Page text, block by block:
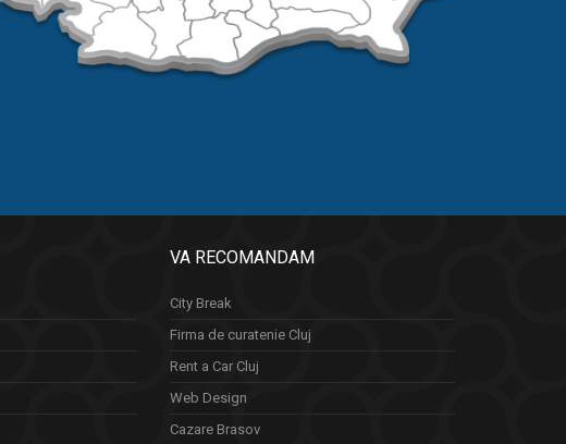
VA RECOMANDAM
City Break
Firma de curatenie Cluj
Rent a Car Cluj
Web Design
Cazare Brasov